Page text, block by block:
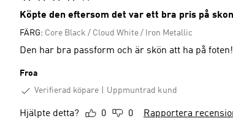
Köpte den eftersom det var ett bra pris på
FÄRG: Core Black / Cloud White / Iron Metallic
Den har bra passform och är skön att ha på
Froa
Verifierad köpare
Uppmuntrad kund
Hjälpte detta? 0 0 Rapportera